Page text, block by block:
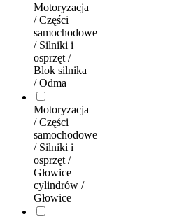
Motoryzacja
/ Części
samochodowe
/ Silniki i
osprzęt /
Blok silnika
/ Odma
Motoryzacja
/ Części
samochodowe
/ Silniki i
osprzęt /
Głowice
cylindrów /
Głowice